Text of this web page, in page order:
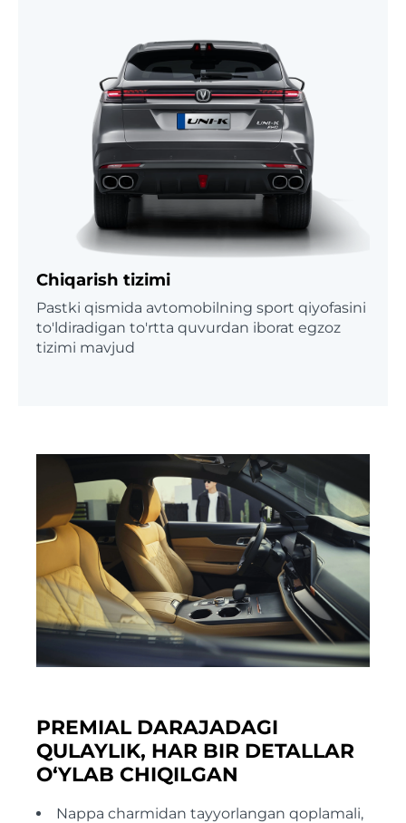
Chiqarish tizimi
Pastki qismida avtomobilning sport qiyofasini
to'ldiradigan to'rtta quvurdan iborat egzoz
tizimi mavjud
PREMIAL DARAJADAGI
QULAYLIK, HAR BIR DETALLAR
O‘YLAB CHIQILGAN
Nappa charmidan tayyorlangan qoplamali,